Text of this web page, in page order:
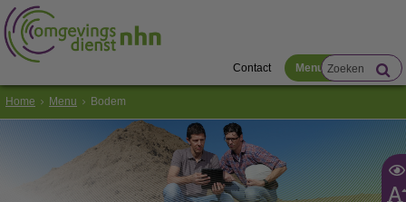
Contact Menu
Home Menu Bodem